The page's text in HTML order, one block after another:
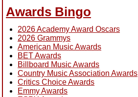
Awards Bingo
2026 Academy Award Oscars
2026 Grammys
American Music Awards
BET Awards
Billboard Music Awards
Country Music Association Awards
Critics Choice Awards
Emmy Awards